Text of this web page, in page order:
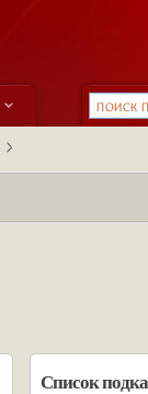
Список